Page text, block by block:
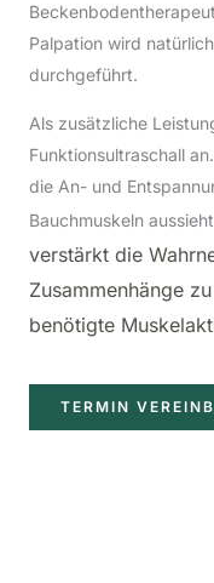
Palpation wird
durchgeführt.
Als zusätzliche
Funktionsultraschall
die An- und
Bauchmuskeln
verstärkt die
Zusammenhänge
benötigte
TERMIN